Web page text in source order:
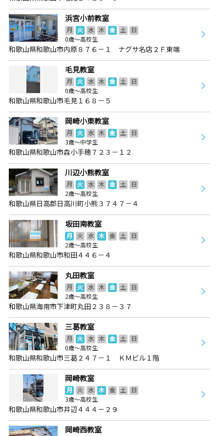
浜宮小前教室
月 火 水 木 金 土
日
0歳～高校生
和歌山県和歌山市内原８７６－１ ナグサ名店２Ｆ東端
毛見教室
月 火 水 木 金 土
日
0歳～高校生
和歌山県和歌山市毛見１６８－５
岡崎小東教室
月 火 水 木 金 土
日
3歳～中学生
和歌山県和歌山市森小手穂７２３－１２
川辺小熊教室
月 火 水 木 金 土
日
2歳～高校生
和歌山県日高郡日高川町小熊３７４７－４
坂田南教室
月 火 水 木 金 土
日
2歳～高校生
和歌山県和歌山市和田４４６－４
丸田教室
月 火 水 木 金 土
日
2歳～高校生
和歌山県海南市下津町丸田２３８－３７
三葛教室
月 火 水 木 金 土
日
0歳～高校生
和歌山県和歌山市三葛２４７－１ ＫＭビル１階
岡崎教室
月 火 水 木 金 土
日
3歳～高校生
和歌山県和歌山市井辺４４４－２９
岡崎西教室